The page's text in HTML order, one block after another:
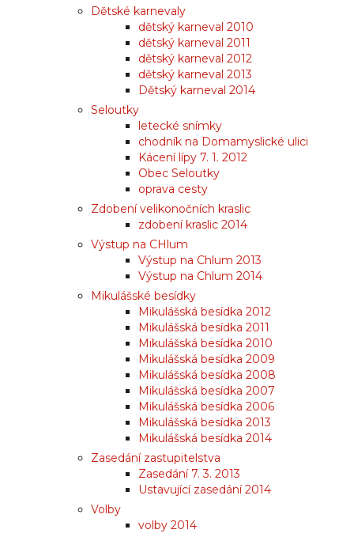
Dětské karnevaly
dětský karneval 2010
dětský karneval 2011
dětský karneval 2012
dětský karneval 2013
Dětský karneval 2014
Seloutky
letecké snímky
chodník na Domamyslické ulici
Kácení lípy 7. 1. 2012
Obec Seloutky
oprava cesty
Zdobení velikonočních kraslic
zdobení kraslic 2014
Výstup na CHlum
Výstup na Chlum 2013
Výstup na Chlum 2014
Mikulášské besídky
Mikulášská besídka 2012
Mikulášská besídka 2011
Mikulášská besídka 2010
Mikulášská besídka 2009
Mikulášská besídka 2008
Mikulášská besídka 2007
Mikulášská besídka 2006
Mikulášská besídka 2013
Mikulášská besídka 2014
Zasedání zastupitelstva
Zasedání 7. 3. 2013
Ustavující zasedání 2014
Volby
volby 2014